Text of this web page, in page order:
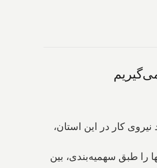
کار در این استان،
مهاجر را بپذیرد و آنها را طبق سهمیه‌بندی، بین